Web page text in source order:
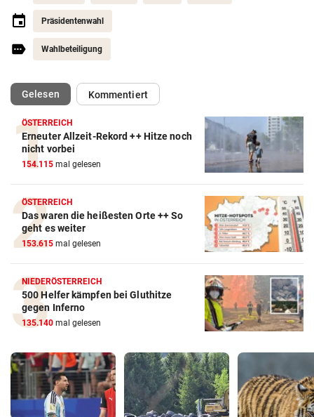
Präsidentenwahl
Wahlbeteiligung
Gelesen(ausgewählt)Kommentiert
ÖSTERREICH
Erneuter Allzeit-Rekord ++ Hitze noch
nicht vorbei
154.115 mal gelesen
ÖSTERREICH
Das waren die heißesten Orte ++ So
geht es weiter
153.615 mal gelesen
NIEDERÖSTERREICH
500 Helfer kämpfen bei Gluthitze
gegen Inferno
135.140 mal gelesen